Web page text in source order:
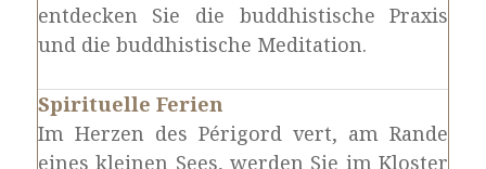
entdecken Sie die buddhistische Praxis
und die buddhistische Meditation.
Spirituelle Ferien
Im Herzen des Périgord vert, am Rande
eines kleinen Sees, werden Sie im Kloster